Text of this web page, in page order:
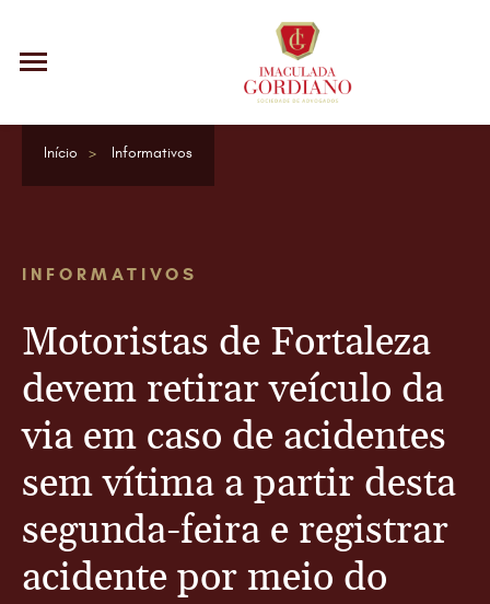
Início Informativos
INFORMATIVOS
Motoristas de Fortaleza
devem retirar veículo da
via em caso de acidentes
sem vítima a partir desta
segunda-feira e registrar
acidente por meio do